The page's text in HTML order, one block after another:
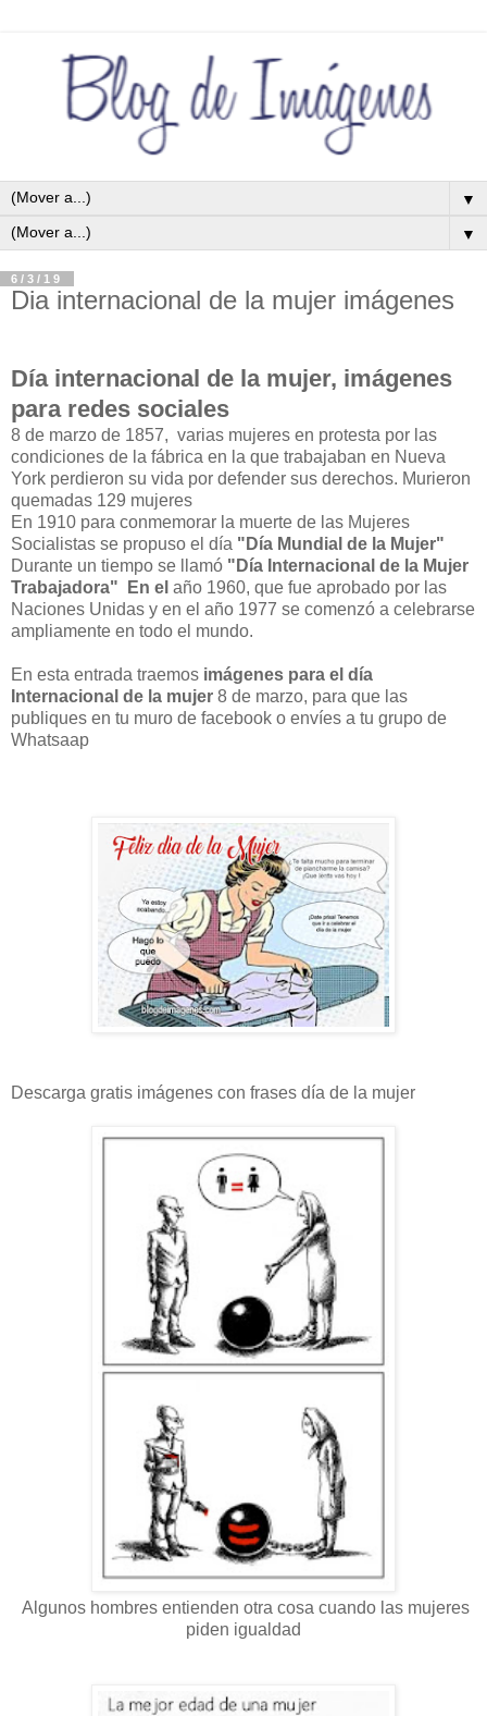
▼
▼
6/3/19
Dia internacional de la mujer imágenes
Día internacional de la mujer, imágenes
para redes sociales
8 de marzo de 1857, varias mujeres en protesta por las
condiciones de la fábrica en la que trabajaban en Nueva
York perdieron su vida por defender sus derechos. Murieron
quemadas 129 mujeres
En 1910 para conmemorar la muerte de las Mujeres
Socialistas se propuso el día "Día Mundial de la Mujer"
Durante un tiempo se llamó "Día Internacional de la Mujer
Trabajadora" En el año 1960, que fue aprobado por las
Naciones Unidas y en el año 1977 se comenzó a celebrarse
ampliamente en todo el mundo.
En esta entrada traemos imágenes para el día
Internacional de la mujer 8 de marzo, para que las
publiques en tu muro de facebook o envíes a tu grupo de
Whatsaap
Descarga gratis imágenes con frases día de la mujer
Algunos hombres entienden otra cosa cuando las mujeres
piden igualdad